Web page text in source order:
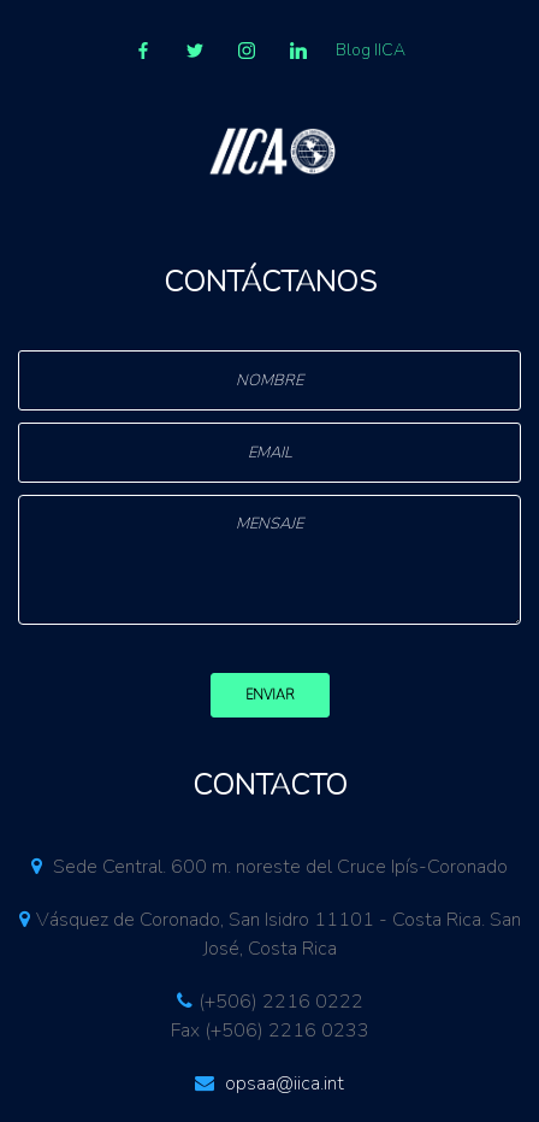
Blog IICA
CONTÁCTANOS
ENVIAR
CONTACTO
Sede Central. 600 m. noreste del Cruce Ipís-Coronado
Vásquez de Coronado, San Isidro 11101 - Costa Rica. San
José, Costa Rica
(+506) 2216 0222
Fax (+506) 2216 0233
opsaa@iica.int